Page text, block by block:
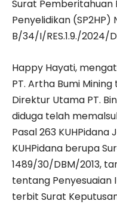
Surat Pemberitahuan
Penyelidikan (SP2HP)
B/34/I/RES.1.9./2024/
Happy Hayati,
PT. Artha Bumi
Direktur Utama PT.
diduga telah
Pasal 263 KUHPidana
KUHPidana berupa
1489/30/DBM/2013,
tentang Penyesuaian
terbit Surat